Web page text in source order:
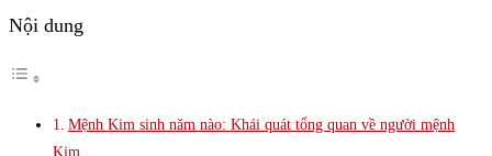
Nội dung
Mệnh Kim sinh năm nào: Khái quát tổng quan về người mệnh
Kim